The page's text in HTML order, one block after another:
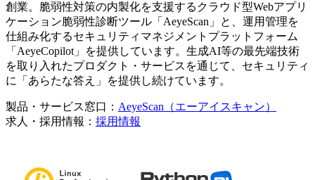
創業。脆弱性対策の内製化を支援するクラウド型Webアプリ
ケーション脆弱性診断ツール「AeyeScan」と、運用管理を
仕組み化するセキュリティマネジメントプラットフォーム
「AeyeCopilot」を提供しています。生成AI等の最先端技術
を取り入れたプロダクト・サービスを通じて、セキュリティ
に「あらたな答え」を提供し続けています。
製品・サービス窓口： AeyeScan（エーアイスキャン）
求人・採用情報： 採用情報